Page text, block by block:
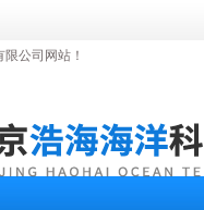
公司网站！